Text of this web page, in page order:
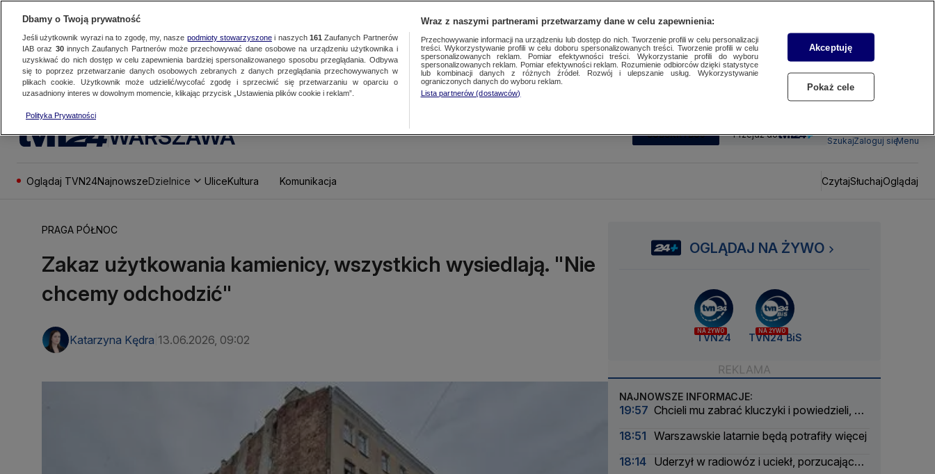
WARSZAWA SUBSKRYBUJ Przejdź do
SzukajZaloguj sięMenu
Oglądaj TVN24NajnowszeDzielnice UliceKultura Komunikacja CzytajSłuchajOglądaj
PRAGA PÓŁNOC
Zakaz użytkowania kamienicy, wszystkich wysiedlają. "Nie
chcemy odchodzić"
Katarzyna Kędra 13.06.2026, 09:02
OGLĄDAJ NA ŻYWO
NA ŻYWO
TVN24
NA ŻYWO
TVN24 BiS
NAJNOWSZE INFORMACJE:
19:57 Chcieli mu zabrać kluczyki i powiedzieli, że
18:51 Warszawskie latarnie będą potrafiły więcej
18:14 Uderzył w radiowóz i uciekł, porzucając
Dbamy o Twoją prywatność
Jeśli użytkownik wyrazi na to zgodę, my, nasze podmioty stowarzyszonei naszych 161 Zaufanych Partnerów
IAB oraz 30innych Zaufanych Partnerów może przechowywać dane osobowe na urządzeniu użytkownika i
uzyskiwać do nich dostęp w celu zapewnienia bardziej spersonalizowanego sposobu przeglądania. Odbywa
się to poprzez przetwarzanie danych osobowych zebranych z danych przeglądania przechowywanych w
plikach cookie. Użytkownik może udzielić/wycofać zgodę i sprzeciwić się przetwarzaniu w oparciu o
uzasadniony interes w dowolnym momencie, klikając przycisk „Ustawienia plików cookie i reklam”.
Polityka Prywatności
Wraz z naszymi partnerami przetwarzamy dane w celu zapewnienia:
Przechowywanie informacji na urządzeniu lub dostęp do nich. Tworzenie profili w celu personalizacji
treści. Wykorzystywanie profili w celu doboru spersonalizowanych treści. Tworzenie profili w celu
spersonalizowanych reklam. Pomiar efektywności treści. Wykorzystanie profili do wyboru
spersonalizowanych reklam. Pomiar efektywności reklam. Rozumienie odbiorców dzięki statystyce
lub kombinacji danych z różnych źródeł. Rozwój i ulepszanie usług. Wykorzystywanie
ograniczonych danych do wyboru reklam.
Lista partnerów (dostawców)
Akceptuję
Pokaż cele